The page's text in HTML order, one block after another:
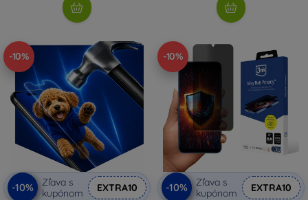
-10%
-10%
Zľava s
kupónom
EXTRA10
-10%
-10%
Zľava s
kupónom
EXTRA10